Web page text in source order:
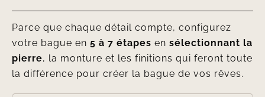
Parce que chaque détail compte, configurez
votre bague en 5 à 7 étapes en sélectionnant la
pierre, la monture et les finitions qui feront toute
la différence pour créer la bague de vos rêves.